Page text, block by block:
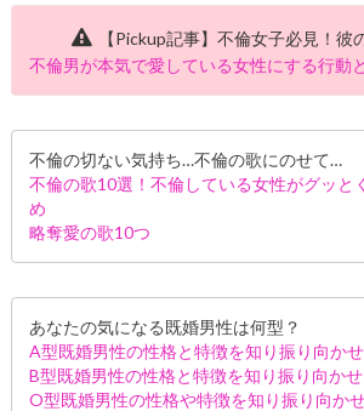
【Pickup記事】不倫女子必見！彼
不倫男が本気で愛している女性にする行動
不倫の切ない気持ち…不倫の歌にのせて…
不倫の歌10選！不倫している女性がグッと
め
略奪愛の歌10つ
あなたの気になる既婚男性は何型？
A型既婚男性の性格と特徴を知り振り向か
B型既婚男性の性格と特徴を知り振り向か
O型既婚男性の性格や特徴を知り振り向か